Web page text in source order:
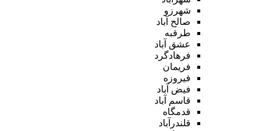
شهرزو
صالح آباد
طرقبه
عشق آباد
فرهادگرد
فریمان
فیروزه
فیض آباد
قاسم آباد
قدمگاه
قلندرآباد